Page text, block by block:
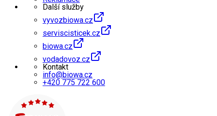
Další služby
vyvozbiowa.cz
serviscisticek.cz
biowa.cz
vodadovoz.cz
Kontakt
info@biowa.cz
+420 775 722 600